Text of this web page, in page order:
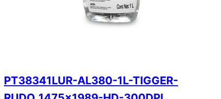
PT38341LUR-AL380-1L-TIGGER-